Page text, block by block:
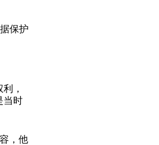
保护
，
当时
，他